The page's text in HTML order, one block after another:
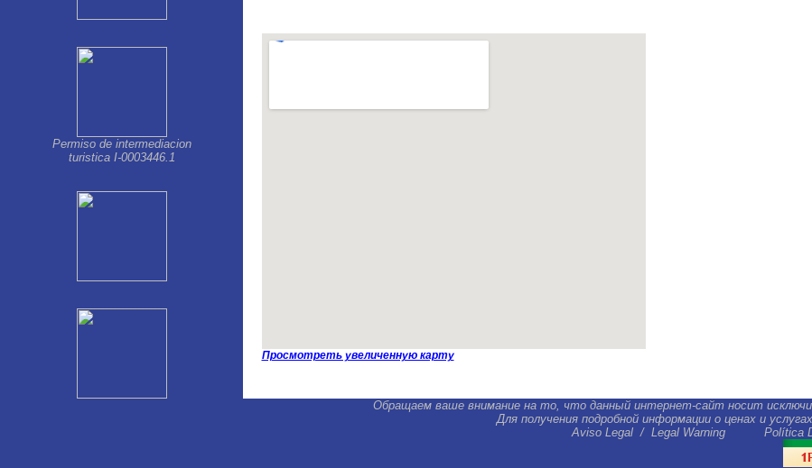
Permiso de intermediacion
turistica I-0003446.1
Просмотреть увеличенную карту
Обращаем ваше внимание на то, что данный интернет-сайт носит
Для получения подробной информации о ценах и
Aviso Legal / Legal Warning Política